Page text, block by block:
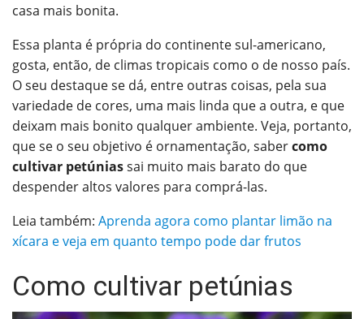
casa mais bonita.
Essa planta é própria do continente sul-americano,
gosta, então, de climas tropicais como o de nosso país.
O seu destaque se dá, entre outras coisas, pela sua
variedade de cores, uma mais linda que a outra, e que
deixam mais bonito qualquer ambiente. Veja, portanto,
que se o seu objetivo é ornamentação, sabercomo
cultivar petúniassai muito mais barato do que
despender altos valores para comprá-las.
Leia também: Aprenda agora como plantar limão na
xícara e veja em quanto tempo pode dar frutos
Como cultivar petúnias